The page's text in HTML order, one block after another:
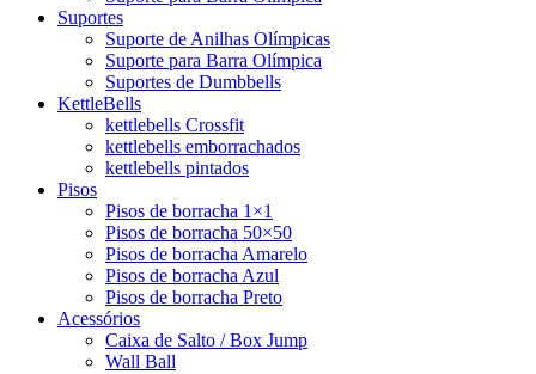
Suportes
Suporte de Anilhas Olímpicas
Suporte para Barra Olímpica
Suportes de Dumbbells
KettleBells
kettlebells Crossfit
kettlebells emborrachados
kettlebells pintados
Pisos
Pisos de borracha 1×1
Pisos de borracha 50×50
Pisos de borracha Amarelo
Pisos de borracha Azul
Pisos de borracha Preto
Acessórios
Caixa de Salto / Box Jump
Wall Ball